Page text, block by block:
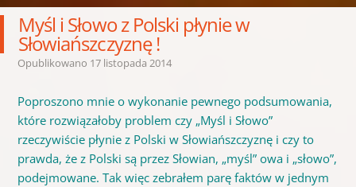
Myśl i Słowo z Polski płynie w
Słowiańszczyznę !
Opublikowano 17 listopada 2014
Poproszono mnie o wykonanie pewnego podsumowania,
które rozwiązałoby problem czy „Myśl i Słowo”
rzeczywiście płynie z Polski w Słowiańszczyznę i czy to
prawda, że z Polski są przez Słowian, „myśl” owa i „słowo”,
podejmowane. Tak więc zebrałem parę faktów w jednym